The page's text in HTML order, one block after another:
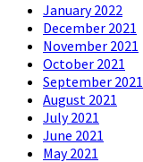
January 2022
December 2021
November 2021
October 2021
September 2021
August 2021
July 2021
June 2021
May 2021